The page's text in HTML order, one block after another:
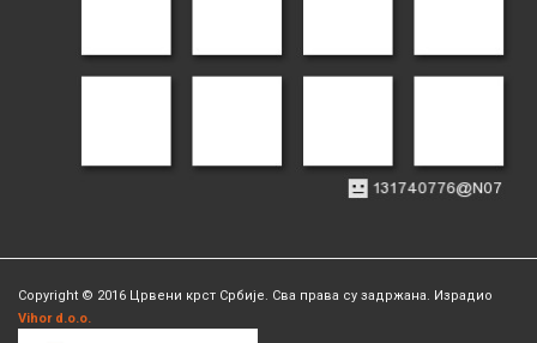
Copyright © 2016 Црвени крст Србије. Сва права су задржана. Израдио
Vihor d.o.o.